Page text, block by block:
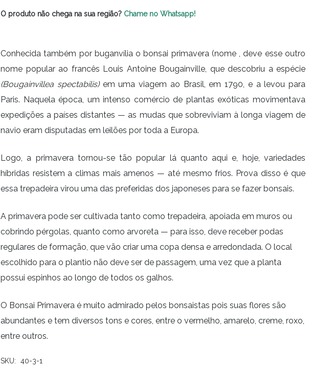
O produto não chega na sua região? Chame no Whatsapp!
Conhecida também por buganvília o bonsai primavera (nome , deve esse outro
nome popular ao francês Louis Antoine Bougainville, que descobriu a espécie
(Bougainvillea spectabilis)em uma viagem ao Brasil, em 1790, e a levou para
Paris. Naquela época, um intenso comércio de plantas exóticas movimentava
expedições a países distantes — as mudas que sobreviviam à longa viagem de
navio eram disputadas em leilões por toda a Europa.
Logo, a primavera tornou-se tão popular lá quanto aqui e, hoje, variedades
híbridas resistem a climas mais amenos — até mesmo frios. Prova disso é que
essa trepadeira virou uma das preferidas dos japoneses para se fazer bonsais.
A primavera pode ser cultivada tanto como trepadeira, apoiada em muros ou
cobrindo pérgolas, quanto como arvoreta — para isso, deve receber podas
regulares de formação, que vão criar uma copa densa e arredondada. O local
escolhido para o plantio não deve ser de passagem, uma vez que a planta
possui espinhos ao longo de todos os galhos.
O Bonsai Primavera é muito admirado pelos bonsaistas pois suas flores são
abundantes e tem diversos tons e cores, entre o vermelho, amarelo, creme, roxo,
entre outros.
SKU: 40-3-1